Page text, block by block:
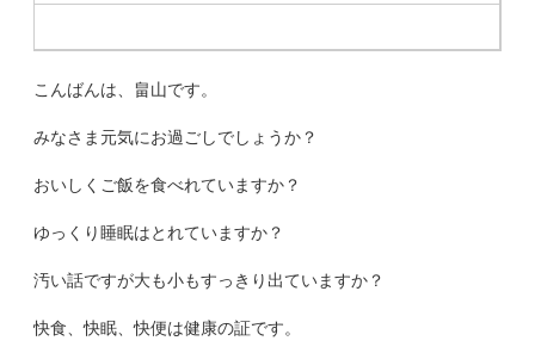
こんばんは、畠山です。
みなさま元気にお過ごしでしょうか？
おいしくご飯を食べれていますか？
ゆっくり睡眠はとれていますか？
汚い話ですが大も小もすっきり出ていますか？
快食、快眠、快便は健康の証です。